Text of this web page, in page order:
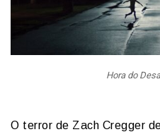
Hora do
O terror de Zach Cregger